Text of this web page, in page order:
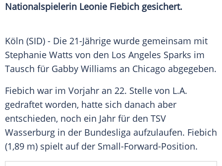
Nationalspielerin Leonie Fiebich gesichert.
Köln (SID) - Die 21-Jährige wurde gemeinsam mit
Stephanie Watts von den Los Angeles Sparks im
Tausch für Gabby Williams an Chicago abgegeben.
Fiebich war im Vorjahr an 22. Stelle von L.A.
gedraftet worden, hatte sich danach aber
entschieden, noch ein Jahr für den TSV
Wasserburg in der Bundesliga aufzulaufen. Fiebich
(1,89 m) spielt auf der Small-Forward-Position.